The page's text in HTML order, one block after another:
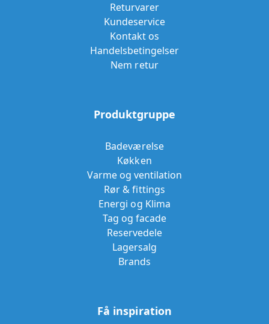
Returvarer
Kundeservice
Kontakt os
Handelsbetingelser
Nem retur
Produktgruppe
Badeværelse
Køkken
Varme og ventilation
Rør & fittings
Energi og Klima
Tag og facade
Reservedele
Lagersalg
Brands
Få inspiration